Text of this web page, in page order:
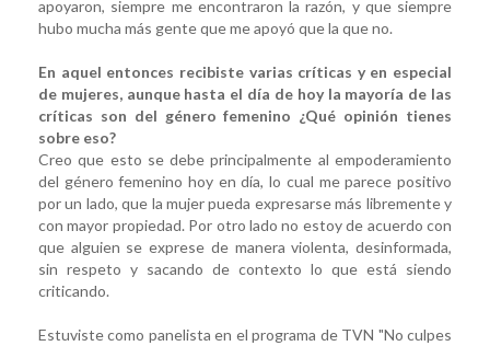
apoyaron, siempre me encontraron la razón, y que siempre
hubo mucha más gente que me apoyó que la que no.
En aquel entonces recibiste varias críticas y en especial
de mujeres, aunque hasta el día de hoy la mayoría de las
críticas son del género femenino ¿Qué opinión tienes
sobre eso?
Creo que esto se debe principalmente al empoderamiento
del género femenino hoy en día, lo cual me parece positivo
por un lado, que la mujer pueda expresarse más libremente y
con mayor propiedad. Por otro lado no estoy de acuerdo con
que alguien se exprese de manera violenta, desinformada,
sin respeto y sacando de contexto lo que está siendo
criticando.
Estuviste como panelista en el programa de TVN "No culpes